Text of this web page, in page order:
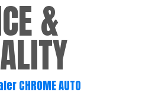
&
CHROME AUTO